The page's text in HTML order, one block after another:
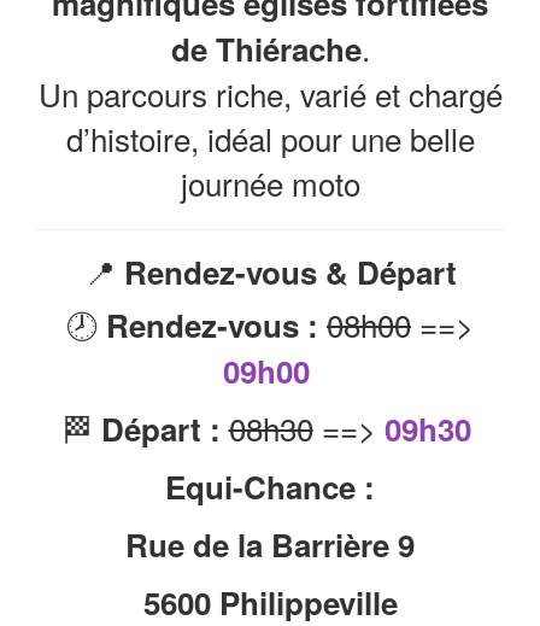
de Thiérache.
Un parcours riche, varié et chargé
d’histoire, idéal pour une belle
journée moto
📍 Rendez-vous & Départ
🕗 Rendez-vous : 08h00 ==>
09h00
🏁 Départ :08h30==> 09h30
Equi-Chance :
Rue de la Barrière 9
5600 Philippeville